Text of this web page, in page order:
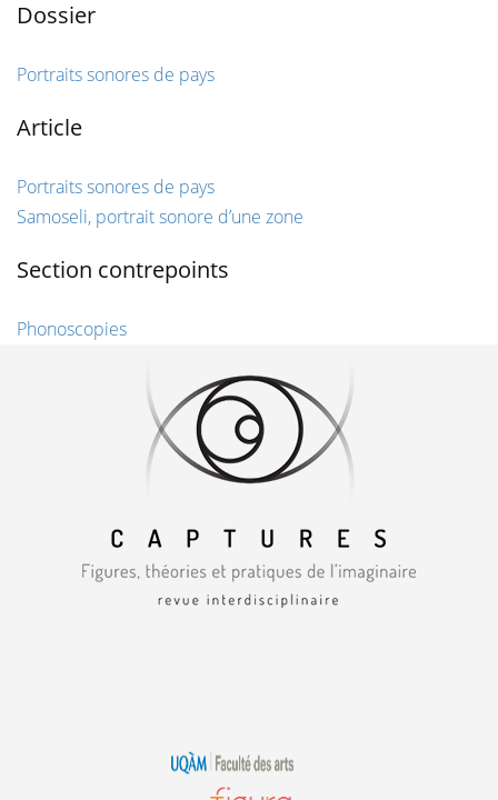
Dossier
Portraits sonores de pays
Article
Portraits sonores de pays
Samoseli, portrait sonore d’une zone
Section contrepoints
Phonoscopies